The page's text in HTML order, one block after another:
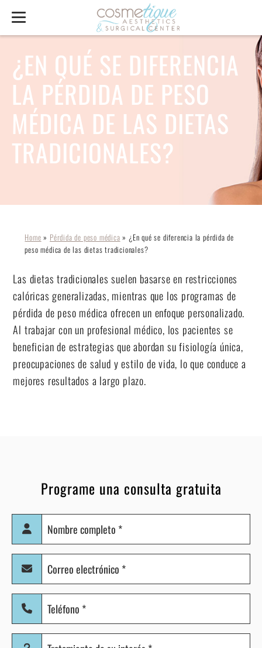
¿EN QUÉ SE DIFERENCIA
LA PÉRDIDA DE PESO
MÉDICA DE LAS DIETAS
TRADICIONALES?
Home » Pérdida de peso médica »¿En qué se diferencia la pérdida de
peso médica de las dietas tradicionales?
Las dietas tradicionales suelen basarse en restricciones
calóricas generalizadas, mientras que los programas de
pérdida de peso médica ofrecen un enfoque personalizado.
Al trabajar con un profesional médico, los pacientes se
benefician de estrategias que abordan su fisiología única,
preocupaciones de salud y estilo de vida, lo que conduce a
mejores resultados a largo plazo.
Programe una consulta gratuita
Nombre
completo
(Obligatorio)
Correo
electrónico
(Obligatorio)
Teléfono
(Obligatorio)
Tratamiento